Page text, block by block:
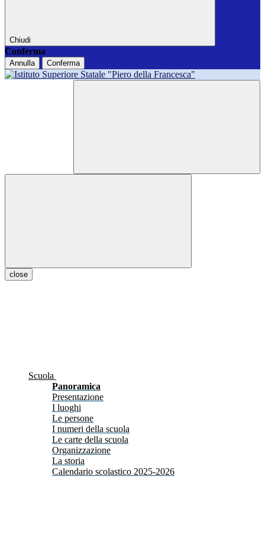
Chiudi
Conferma
Annulla Conferma
close
Scuola
Panoramica
Presentazione
I luoghi
Le persone
I numeri della scuola
Le carte della scuola
Organizzazione
La storia
Calendario scolastico 2025-2026